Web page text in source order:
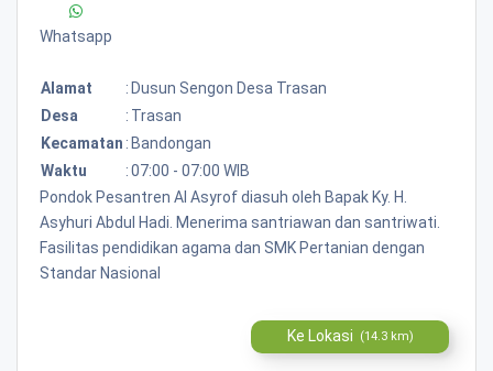
Whatsapp
Alamat : Dusun Sengon Desa Trasan
Desa
: Trasan
Kecamatan : Bandongan
Waktu
:07:00 - 07:00 WIB
Pondok Pesantren Al Asyrof diasuh oleh Bapak Ky. H.
Asyhuri Abdul Hadi. Menerima santriawan dan santriwati.
Fasilitas pendidikan agama dan SMK Pertanian dengan
Standar Nasional
Ke Lokasi (14.3 km)